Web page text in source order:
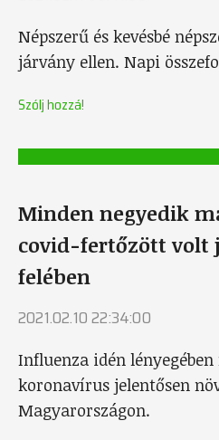
Népszerű és kevésbé
járvány ellen. Napi
Szólj hozzá!
Minden negyedik
covid-fertőzött volt
felében
2021.02.10 22:34:00
Influenza idén lényegében
koronavírus jelentősen
Magyarországon.